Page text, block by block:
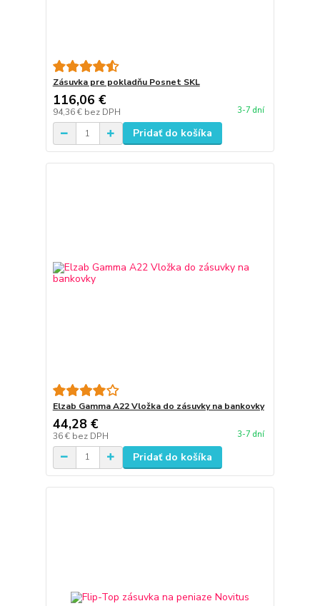
Zásuvka pre pokladňu Posnet SKL
116,06 €
94,36 € bez DPH 3-7 dní
Pridať do košíka
Elzab Gamma A22 Vložka do zásuvky na bankovky
44,28 €
36 € bez DPH 3-7 dní
Pridať do košíka